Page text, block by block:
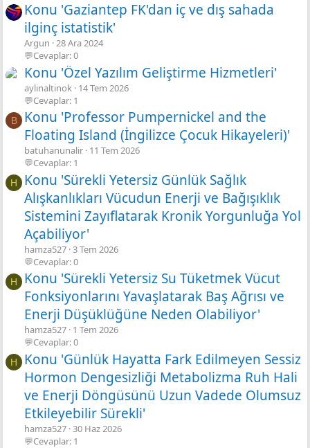
Konu 'Gaziantep FK'dan iç ve dış sahada
ilginç istatistik'
Argun 28 Ara 2024
💬Cevaplar: 0
Konu 'Özel Yazılım Geliştirme Hizmetleri'
aylinaltinok 14 Tem 2026
💬Cevaplar: 1
B
Konu 'Professor Pumpernickel and the
Floating Island (İngilizce Çocuk Hikayeleri)'
batuhanunalir 11 Tem 2026
💬Cevaplar: 1
H
Konu 'Sürekli Yetersiz Günlük Sağlık
Alışkanlıkları Vücudun Enerji ve Bağışıklık
Sistemini Zayıflatarak Kronik Yorgunluğa Yol
Açabiliyor'
hamza527 3 Tem 2026
💬Cevaplar: 0
H
Konu 'Sürekli Yetersiz Su Tüketmek Vücut
Fonksiyonlarını Yavaşlatarak Baş Ağrısı ve
Enerji Düşüklüğüne Neden Olabiliyor'
hamza527 1 Tem 2026
💬Cevaplar: 0
H
Konu 'Günlük Hayatta Fark Edilmeyen Sessiz
Hormon Dengesizliği Metabolizma Ruh Hali
ve Enerji Döngüsünü Uzun Vadede Olumsuz
Etkileyebilir Sürekli'
hamza527 30 Haz 2026
💬Cevaplar: 1